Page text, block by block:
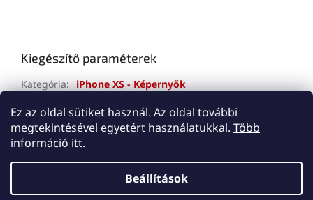
Ez az oldal sütiket használ. Az oldal további
megtekintésével egyetért használatukkal. Több
információ itt.
Beállítások
Kiegészítő paraméterek
Kategória: iPhone XS - Képernyők